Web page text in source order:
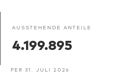
AUSSTEHENDE ANTEILE
4.199.895
PER 31. JULI 2026